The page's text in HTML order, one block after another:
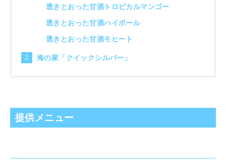
透きとおった甘酒トロピカルマンゴー
透きとおった甘酒ハイボール
透きとおった甘酒モヒート
海の家「クイックシルバー」
提供メニュー